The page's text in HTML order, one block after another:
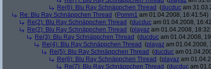
Re(6): Blu Ray Schnäppchen Thread (ducduc am
Re: Blu Ray Schnäppchen Thread (Pomm1 am 01.04.2008, 16:41:54)
Re(2): Blu Ray Schnäppchen Thread (ducduc am 01.04.2008,
Re(2): Blu Ray Schnäppchen Thread (playaz am 01.04.2008,
Re(3): Blu Ray Schnäppchen Thread (ducduc am 01.04.2008,
Re(4): Blu Ray Schnäppchen Thread (playaz am 01.04.2008,
Re(5): Blu Ray Schnäppchen Thread (ducduc am
Re(6): Blu Ray Schnäppchen Thread (playaz am
Re(7): Blu Ray Schnäppchen Thread (ducduc am